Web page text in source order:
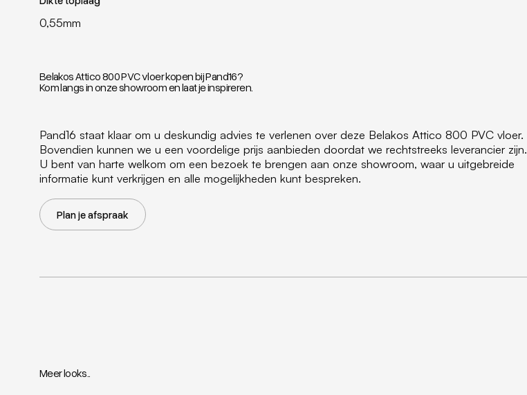
0,55mm
Belakos Attico 800 PVC vloer kopen bij Pand16?
Kom langs in onze showroom en laat je inspireren.
Pand16 staat klaar om u deskundig advies te verlenen over deze Belakos Attico 800 PVC vloer.
Bovendien kunnen we u een voordelige prijs aanbieden doordat we rechtstreeks leverancier zijn.
U bent van harte welkom om een bezoek te brengen aan onze showroom, waar u uitgebreide
informatie kunt verkrijgen en alle mogelijkheden kunt bespreken.
Plan je afspraak
Meer looks..